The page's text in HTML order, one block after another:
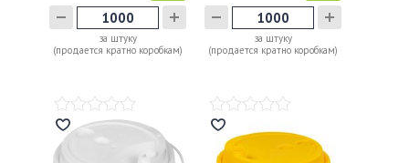
за штуку
(продается кратно коробкам)
за штуку
(продается кратно коробкам)